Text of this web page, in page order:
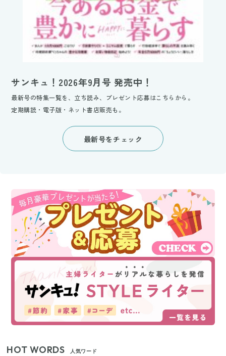
サンキュ！2026年9月号 発売中！
最新号の特集一覧を、立ち読み、プレゼント応募はこちらから。
定期購読・電子版・ネット書店販売も。
最新号をチェック
HOT WORDS 人気ワード